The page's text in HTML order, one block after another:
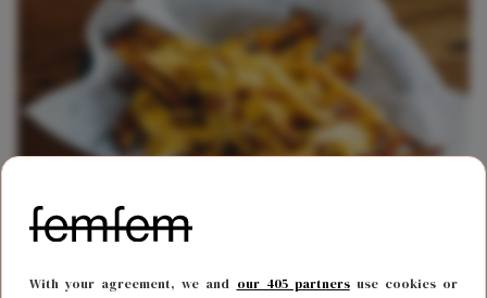
With your agreement, we and our 405 partnersuse cookies or
Kaasliefhebbers opgelet: Gouda's Glorie lanceert